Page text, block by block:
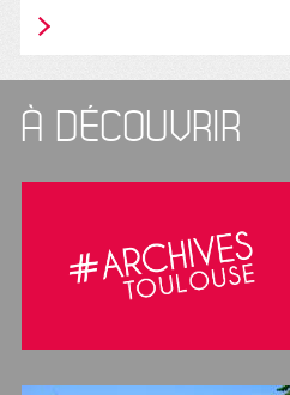
À DÉCOUVRIR